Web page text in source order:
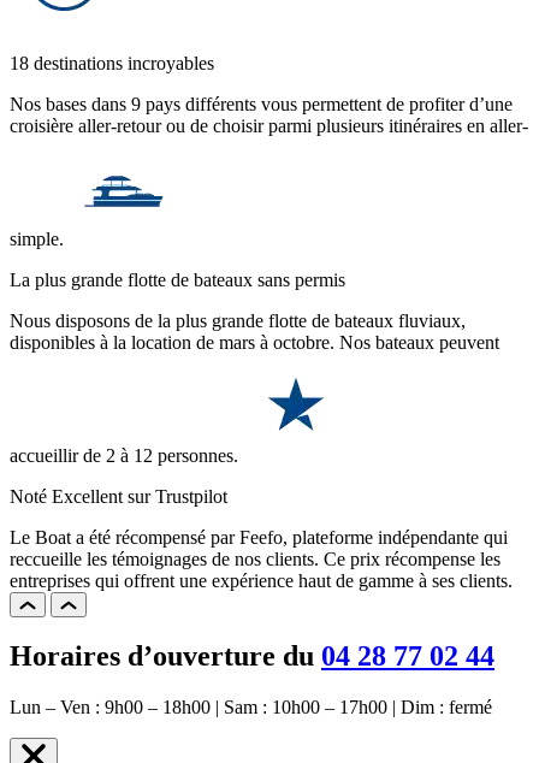
18 destinations incroyables
Nos bases dans 9 pays différents vous permettent de profiter d’une
croisière aller-retour ou de choisir parmi plusieurs itinéraires en aller-
simple.
La plus grande flotte de bateaux sans permis
Nous disposons de la plus grande flotte de bateaux fluviaux,
disponibles à la location de mars à octobre. Nos bateaux peuvent
accueillir de 2 à 12 personnes.
Noté Excellent sur Trustpilot
Le Boat a été récompensé par Feefo, plateforme indépendante qui
reccueille les témoignages de nos clients. Ce prix récompense les
entreprises qui offrent une expérience haut de gamme à ses clients.
Horaires d’ouverture du 04 28 77 02 44
Lun – Ven : 9h00 – 18h00 | Sam : 10h00 – 17h00 | Dim : fermé